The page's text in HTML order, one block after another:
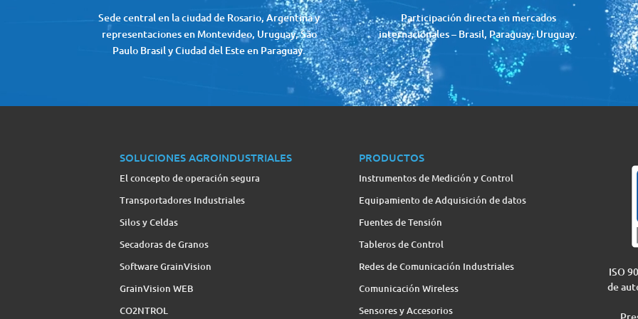
Sede central en la ciudad de Rosario, Argentina y
representaciones en Montevideo, Uruguay, São
Paulo Brasil y Ciudad del Este en Paraguay.
Participación directa en mercados
internacionales – Brasil, Paraguay, Uruguay.
SOLUCIONES AGROINDUSTRIALES
El concepto de operación segura
Transportadores Industriales
Silos y Celdas
Secadoras de Granos
Software GrainVision
GrainVision WEB
CO2NTROL
PRODUCTOS
Instrumentos de Medición y Control
Equipamiento de Adquisición de datos
Fuentes de Tensión
Tableros de Control
Redes de Comunicación Industriales
Comunicación Wireless
Sensores y Accesorios
ISO
de